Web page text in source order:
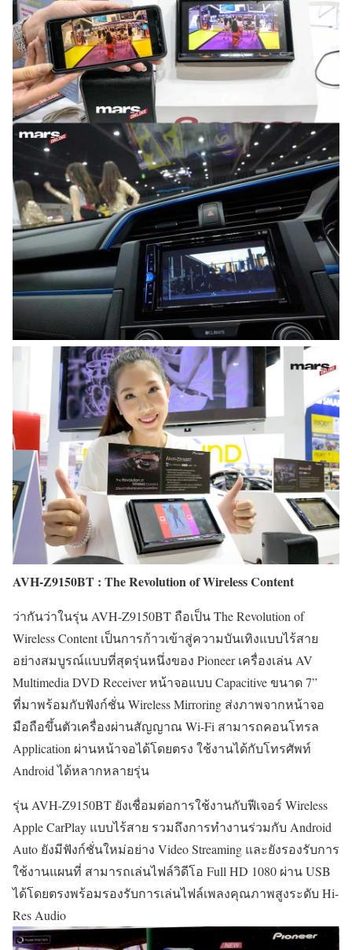
AVH-Z9150BT : The Revolution of Wireless Content
ว่ากันว่าในรุ่น AVH-Z9150BT ถือเป็น The Revolution of
Wireless Content เป็นการก้าวเข้าสู่ความบันเทิงแบบไร้สาย
อย่างสมบูรณ์แบบที่สุดรุ่นหนึ่งของ Pioneer เครื่องเล่น AV
Multimedia DVD Receiver หน้าจอแบบ Capacitive ขนาด 7”
ที่มาพร้อมกับฟังก์ชั่น Wireless Mirroring ส่งภาพจากหน้าจอ
มือถือขึ้นตัวเครื่องผ่านสัญญาณ Wi-Fi สามารถคอนโทรล
Application ผ่านหน้าจอได้โดยตรง ใช้งานได้กับโทรศัพท์
Android ได้หลากหลายรุ่น
รุ่น AVH-Z9150BT ยังเชื่อมต่อการใช้งานกับฟีเจอร์ Wireless
Apple CarPlay แบบไร้สาย รวมถึงการทำงานร่วมกับ Android
Auto ยังมีฟังก์ชั่นใหม่อย่าง Video Streaming และยังรองรับการ
ใช้งานแผนที่ สามารถเล่นไฟล์วิดีโอ Full HD 1080 ผ่าน USB
ได้โดยตรงพร้อมรองรับการเล่นไฟล์เพลงคุณภาพสูงระดับ Hi-
Res Audio